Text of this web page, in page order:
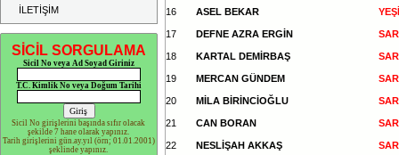
İLETİŞİM
SİCİL SORGULAMA
Sicil No veya Ad Soyad Giriniz
T.C. Kimlik No veya Doğum Tarihi
Sicil No girişlerini başında sıfır olacak
şekilde 7 hane olarak yapınız.
Tarih girişlerini gün.ay.yıl (örn; 01.01.2001)
şeklinde yapınız.
16 ASEL BEKAR
17 DEFNE AZRA ERGİN
18 KARTAL DEMİRBAŞ
19 MERCAN GÜNDEM
20 MİLA BİRİNCİOĞLU
21 CAN BORAN
22 NESLİŞAH AKKAŞ